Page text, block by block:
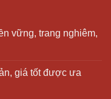
vững, trang nghiêm,
giá tốt được ưa